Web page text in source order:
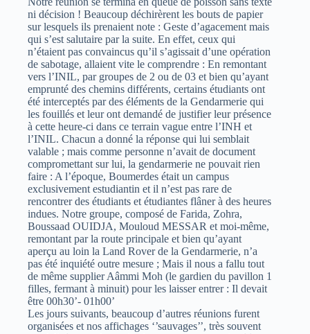
ni décision ! Beaucoup déchirèrent les bouts de papier
sur lesquels ils prenaient note : Geste d’agacement mais
qui s’est salutaire par la suite. En effet, ceux qui
n’étaient pas convaincus qu’il s’agissait d’une opération
de sabotage, allaient vite le comprendre : En remontant
vers l’INIL, par groupes de 2 ou de 03 et bien qu’ayant
emprunté des chemins différents, certains étudiants ont
été interceptés par des éléments de la Gendarmerie qui
les fouillés et leur ont demandé de justifier leur présence
à cette heure-ci dans ce terrain vague entre l’INH et
l’INIL. Chacun a donné la réponse qui lui semblait
valable ; mais comme personne n’avait de document
compromettant sur lui, la gendarmerie ne pouvait rien
faire : A l’époque, Boumerdes était un campus
exclusivement estudiantin et il n’est pas rare de
rencontrer des étudiants et étudiantes flâner à des heures
indues. Notre groupe, composé de Farida, Zohra,
Boussaad OUIDJA, Mouloud MESSAR et moi-même,
remontant par la route principale et bien qu’ayant
aperçu au loin la Land Rover de la Gendarmerie, n’a
pas été inquiété outre mesure ; Mais il nous a fallu tout
de même supplier Aâmmi Moh (le gardien du pavillon 1
filles, fermant à minuit) pour les laisser entrer : Il devait
être 00h30’- 01h00’
Les jours suivants, beaucoup d’autres réunions furent
organisées et nos affichages ‘’sauvages’’, très souvent